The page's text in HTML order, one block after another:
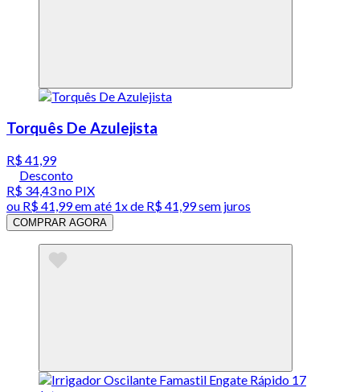
Torquês De Azulejista
R$ 41,99
Desconto
R$ 34,43no PIX
ou R$ 41,99em até 1x de R$ 41,99sem juros
COMPRAR AGORA